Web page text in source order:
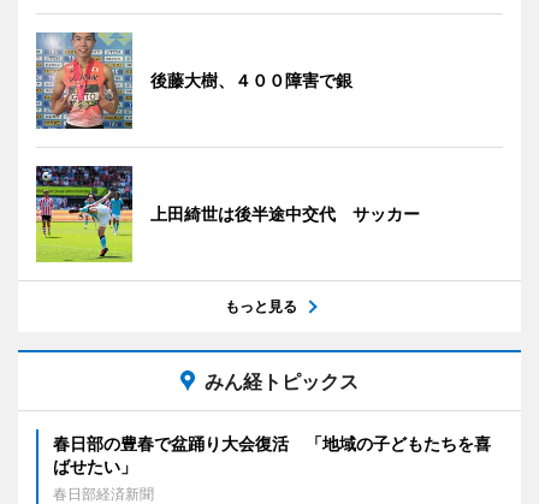
後藤大樹、４００障害で銀
上田綺世は後半途中交代 サッカー
もっと見る
みん経トピックス
春日部の豊春で盆踊り大会復活 「地域の子どもたちを喜
ばせたい」
春日部経済新聞